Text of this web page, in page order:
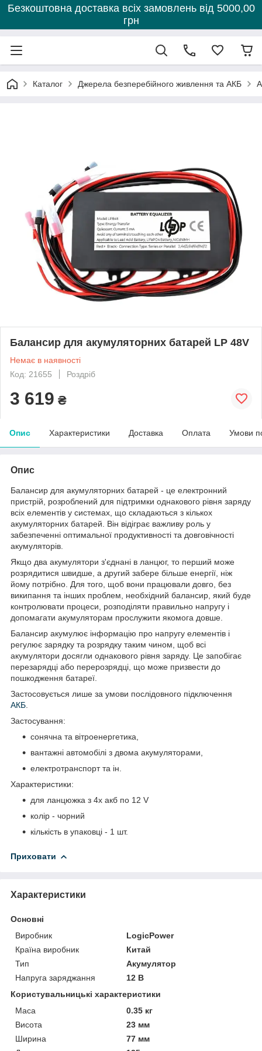
Безкоштовна доставка всіх замовлень від 5000,00
грн
Каталог Джерела безперебійного живлення та АКБ
Балансир для акумуляторних батарей LP 48V
Немає в наявності
Код: 21655
Роздріб
3 619 ₴
Опис Характеристики Доставка Оплата Умови
Опис
Балансир для акумуляторних батарей - це електронний
пристрій, розроблений для підтримки однакового рівня заряду
всіх елементів у системах, що складаються з кількох
акумуляторних батарей. Він відіграє важливу роль у
забезпеченні оптимальної продуктивності та довговічності
акумуляторів.
Якщо два акумулятори з'єднані в ланцюг, то перший може
розрядитися швидше, а другий забере більше енергії, ніж
йому потрібно. Для того, щоб вони працювали довго, без
википання та інших проблем, необхідний балансир, який буде
контролювати процеси, розподіляти правильно напругу і
допомагати акумуляторам прослужити якомога довше.
Балансир акумулює інформацію про напругу елементів і
регулює зарядку та розрядку таким чином, щоб всі
акумулятори досягли однакового рівня заряду. Це запобігає
перезарядці або перерозрядці, що може призвести до
пошкодження батареї.
Застосовується лише за умови послідовного підключення
АКБ
Застосування:
сонячна та вітроенергетика,
вантажні автомобілі з двома акумуляторами,
електротранспорт та ін.
Характеристики:
для ланцюжка з 4х акб по 12 V
колір - чорний
кількість в упаковці - 1 шт.
Приховати
Характеристики
Основні
Виробник
LogicPower
Країна виробник
Китай
Тип
Акумулятор
Напруга заряджання
12 В
Користувальницькі характеристики
Маса
0.35 кг
Висота
23 мм
Ширина
77 мм